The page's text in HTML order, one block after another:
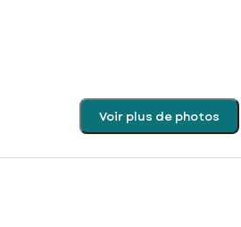
Voir plus de photos